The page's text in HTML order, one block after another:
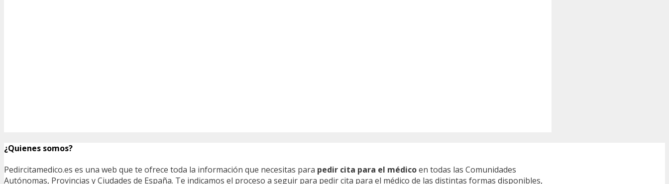
¿Quienes somos?
Pedircitamedico.es es una web que te ofrece toda la información que necesitas para pedir cita para el médicoen todas las Comunidades
Autónomas, Provincias y Ciudades de España. Te indicamos el proceso a seguir para pedir cita para el médico de las distintas formas disponibles,